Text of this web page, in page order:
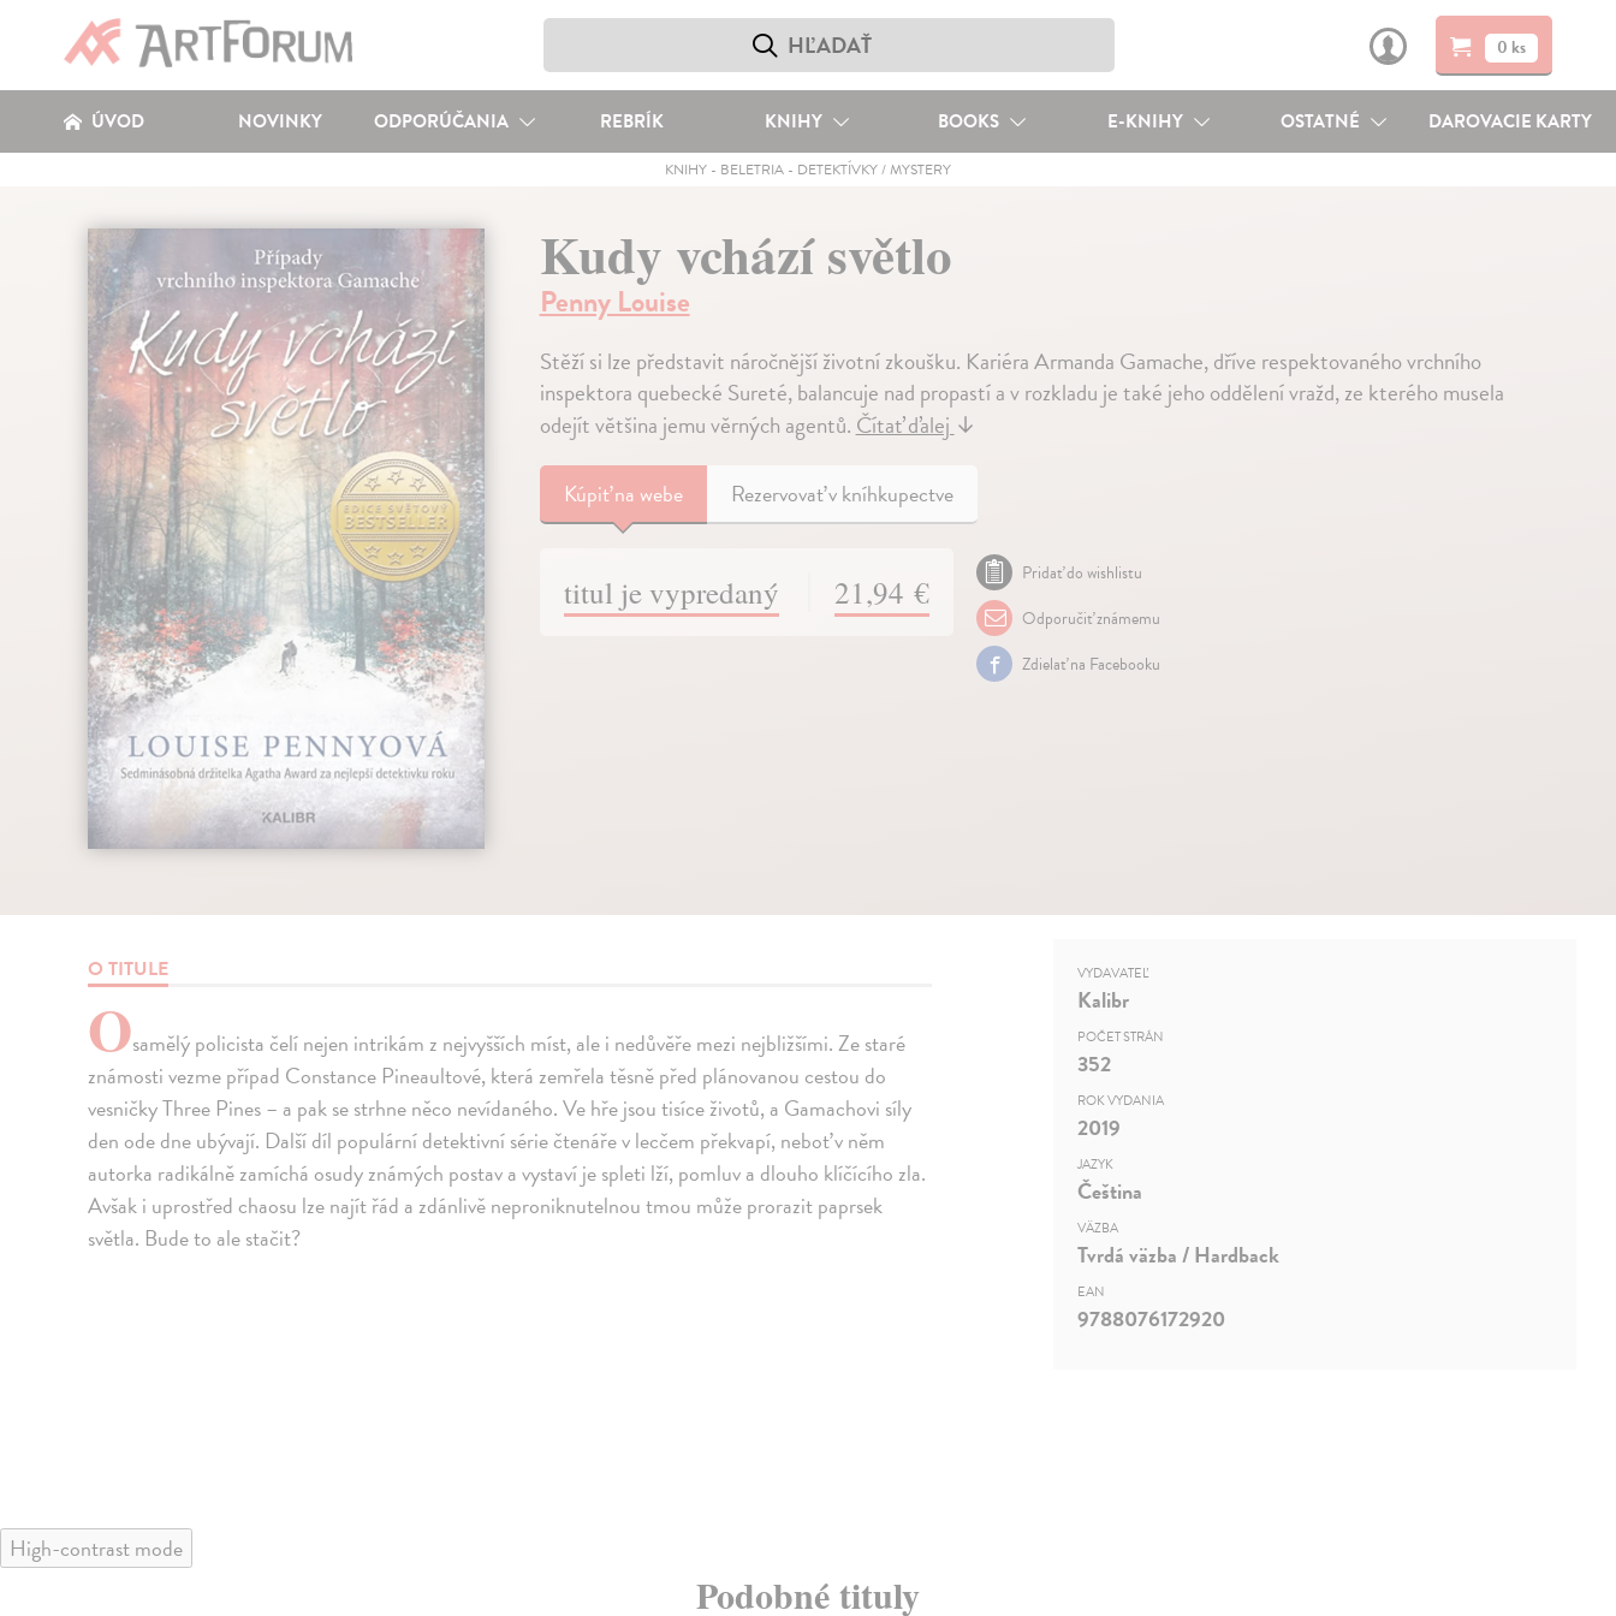
0 ks
ÚVOD NOVINKY ODPORÚČANIA REBRÍK KNIHY BOOKS E-KNIHY OSTATNÉ DAROVACIE KARTY
KNIHY- BELETRIA- DETEKTÍVKY / MYSTERY
Kudy vchází světlo
Penny Louise
Stěží si lze představit náročnější životní zkoušku. Kariéra Armanda Gamache, dříve respektovaného vrchního
inspektora quebecké Sureté, balancuje nad propastí a v rozkladu je také jeho oddělení vražd, ze kterého musela
odejít většina jemu věrných agentů.Čítať ďalej↓
Kúpiťna webe Rezervovať v kníhkupectve
titul je vypredaný 21,94 €
Pridať do wishlistu
Odporučiť známemu
Zdielať na Facebooku
O TITULE
Osamělý policista čelí nejen intrikám z nejvyšších míst, ale i nedůvěře mezi nejbližšími. Ze staré
známosti vezme případ Constance Pineaultové, která zemřela těsně před plánovanou cestou do
vesničky Three Pines – a pak se strhne něco nevídaného. Ve hře jsou tisíce životů, a Gamachovi síly
den ode dne ubývají. Další díl populární detektivní série čtenáře v lecčem překvapí, neboť v něm
autorka radikálně zamíchá osudy známých postav a vystaví je spleti lží, pomluv a dlouho klíčícího zla.
Avšak i uprostřed chaosu lze najít řád a zdánlivě neproniknutelnou tmou může prorazit paprsek
světla. Bude to ale stačit?
VYDAVATEĽ
Kalibr
POČET STRÁN
352
ROK VYDANIA
2019
JAZYK
Čeština
VÄZBA
Tvrdá väzba / Hardback
EAN
9788076172920
High-contrast mode
Podobné tituly